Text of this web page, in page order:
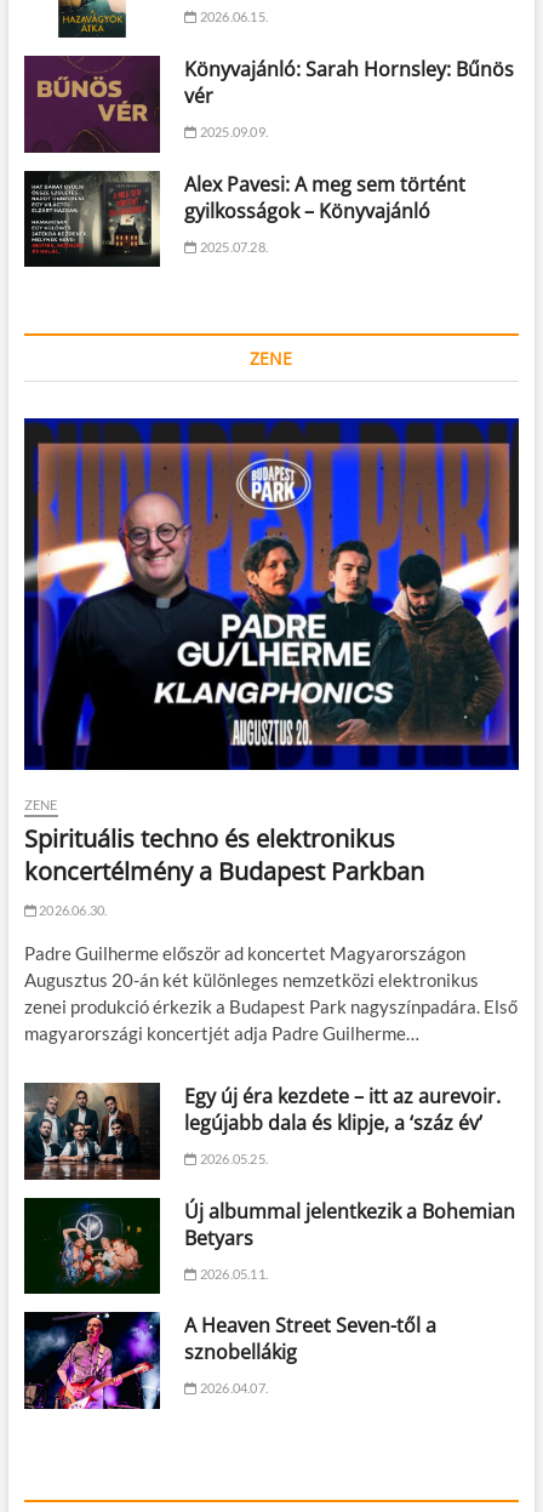
2026.06.15.
Könyvajánló: Sarah Hornsley: Bűnös
vér
2025.09.09.
Alex Pavesi: A meg sem történt
gyilkosságok – Könyvajánló
2025.07.28.
ZENE
ZENE
Spirituális techno és elektronikus
koncertélmény a Budapest Parkban
2026.06.30.
Padre Guilherme először ad koncertet Magyarországon
Augusztus 20-án két különleges nemzetközi elektronikus
zenei produkció érkezik a Budapest Park nagyszínpadára. Első
magyarországi koncertjét adja Padre Guilherme…
Egy új éra kezdete – itt az aurevoir.
legújabb dala és klipje, a ‘száz év’
2026.05.25.
Új albummal jelentkezik a Bohemian
Betyars
2026.05.11.
A Heaven Street Seven-től a
sznobellákig
2026.04.07.